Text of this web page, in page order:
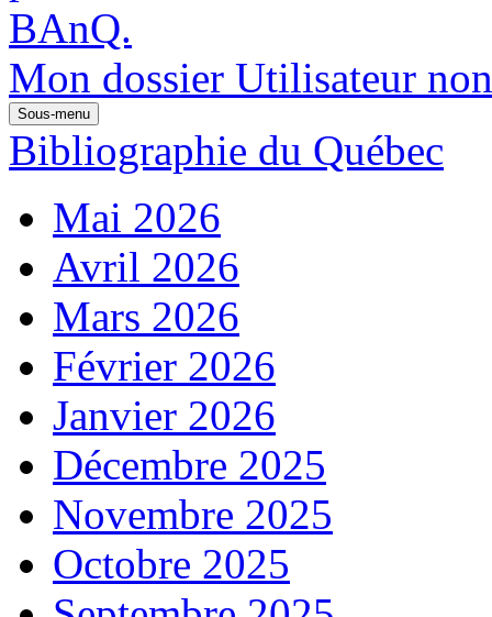
Mon dossier Utilisateur
Sous-menu
Bibliographie du Québec
Mai 2026
Avril 2026
Mars 2026
Février 2026
Janvier 2026
Décembre 2025
Novembre 2025
Octobre 2025